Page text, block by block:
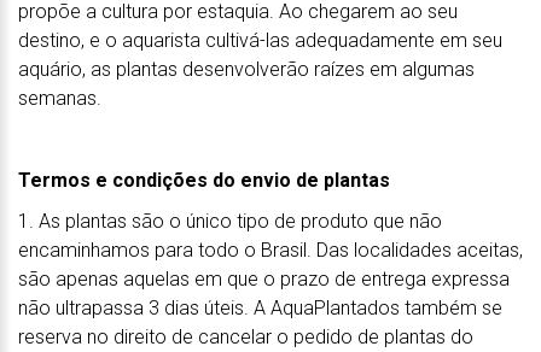
propõe a cultura por estaquia. Ao chegarem ao seu
destino, e o aquarista cultivá-las adequadamente em seu
aquário, as plantas desenvolverão raízes em algumas
semanas.
Termos e condições do envio de plantas
1. As plantas são o único tipo de produto que não
encaminhamos para todo o Brasil. Das localidades aceitas,
são apenas aquelas em que o prazo de entrega expressa
não ultrapassa 3 dias úteis. A AquaPlantados também se
reserva no direito de cancelar o pedido de plantas do